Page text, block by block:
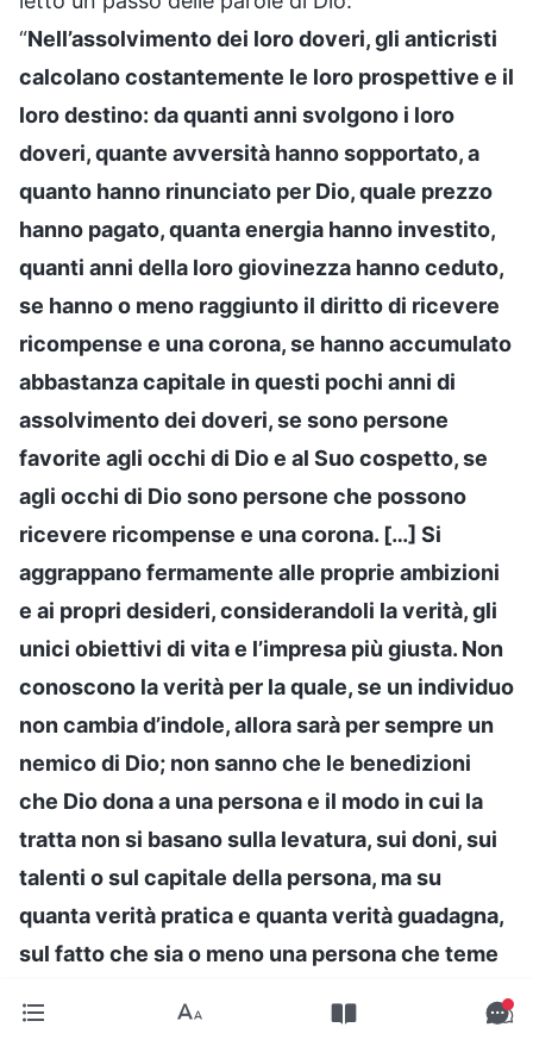
“Nell’assolvimento dei loro doveri, gli anticristi
calcolano costantemente le loro prospettive e il
loro destino: da quanti anni svolgono i loro
doveri, quante avversità hanno sopportato, a
quanto hanno rinunciato per Dio, quale prezzo
hanno pagato, quanta energia hanno investito,
quanti anni della loro giovinezza hanno ceduto,
se hanno o meno raggiunto il diritto di ricevere
ricompense e una corona, se hanno accumulato
abbastanza capitale in questi pochi anni di
assolvimento dei doveri, se sono persone
favorite agli occhi di Dio e al Suo cospetto, se
agli occhi di Dio sono persone che possono
ricevere ricompense e una corona. […] Si
aggrappano fermamente alle proprie ambizioni
e ai propri desideri, considerandoli la verità, gli
unici obiettivi di vita e l’impresa più giusta. Non
conoscono la verità per la quale, se un individuo
non cambia d’indole, allora sarà per sempre un
nemico di Dio; non sanno che le benedizioni
che Dio dona a una persona e il modo in cui la
tratta non si basano sulla levatura, sui doni, sui
talenti o sul capitale della persona, ma su
quanta verità pratica e quanta verità guadagna,
sul fatto che sia o meno una persona che teme
anticristi non capiranno mai. Gli anticristi non